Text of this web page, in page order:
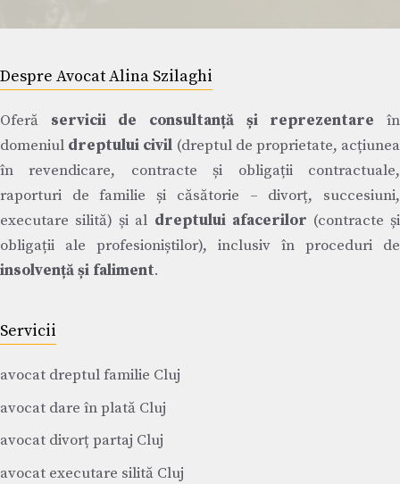
Despre Avocat Alina Szilaghi
Oferă servicii de consultanță și reprezentare în
domeniul dreptului civil (dreptul de proprietate, acțiunea
în revendicare, contracte și obligații contractuale,
raporturi de familie și căsătorie – divorț, succesiuni,
executare silită) și al dreptului afacerilor (contracte și
obligații ale profesioniștilor), inclusiv în proceduri de
insolvență și faliment.
Servicii
avocat dreptul familie Cluj
avocat dare în plată Cluj
avocat divorț partaj Cluj
avocat executare silită Cluj